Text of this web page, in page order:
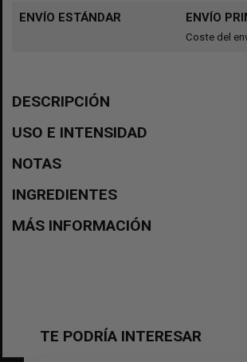
ENVÍO ESTÁNDAR ENVÍO
Coste del
DESCRIPCIÓN
USO E INTENSIDAD
NOTAS
INGREDIENTES
MÁS INFORMACIÓN
TE PODRÍA INTERESAR